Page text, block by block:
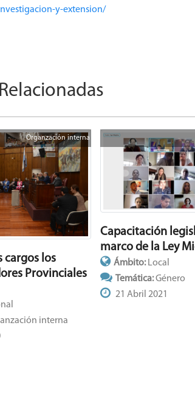
y-extension/
Organzación interna
cargos los
Provinciales
interna
Capacitación
marco de la Ley
Ámbito:Local
Temática:Género
21 Abril 2021